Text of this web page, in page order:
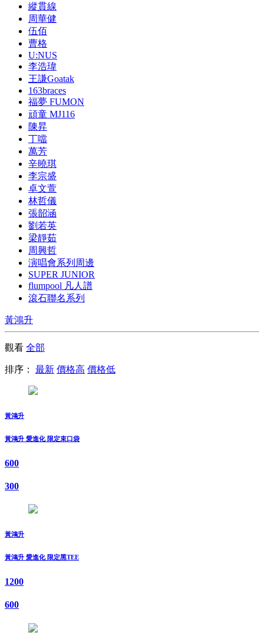
縱貫線
周華健
伍佰
曹格
U:NUS
李浩瑋
王謙Goatak
163braces
福夢 FUMON
頑童 MJ116
陳昇
丁噹
萬芳
辛曉琪
李宗盛
卓文萱
林哲儀
張韶涵
劉若英
梁靜茹
周興哲
演唱會系列周邊
SUPER JUNIOR
flumpool 凡人譜
滾石聯名系列
黃鴻升
觀看 全部
排序： 最新 價格高 價格低
黃鴻升
黃鴻升 愛進化 限定束口袋
600
300
黃鴻升
黃鴻升 愛進化 限定黑TEE
1200
600